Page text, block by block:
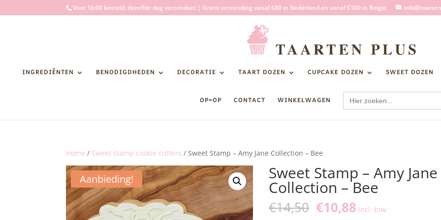
Voor 16:00 besteld, dezelfde dag verzonden! | Gratis verzending vanaf €80 in Nederland en vanaf €100 in België.
INGREDIËNTEN BENODIGDHEDEN DECORATIE TAART DOZEN CUPCAKE DOZEN SWEET DOZEN
OP=OP CONTACT WINKELWAGEN Zoek
naar:
Home / Sweet stamp cookie cutters / Sweet Stamp – Amy Jane Collection – Bee
Aanbieding! Sweet Stamp – Amy Jane
Collection – Bee
€14,50 Oorspronkelijke
€10,88Huidige
incl. btw